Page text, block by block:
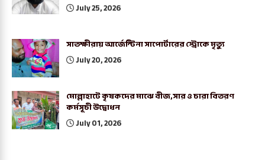
July 25, 2026
সাতক্ষীরায় আর্জেন্টিনা সাপোর্টারের স্ট্রোকে মৃত্যু
July 20, 2026
মোল্লাহাটে কৃষকদের মাঝে বীজ,সার ও চারা বিতরণ
কর্মসূচী উদ্বোধন
July 01, 2026